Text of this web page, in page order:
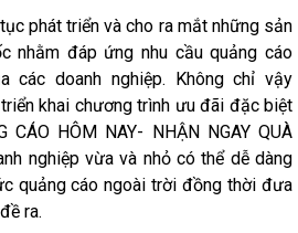
phát triển và cho ra mắt những sản
nhằm đáp ứng nhu cầu quảng cáo
các doanh nghiệp. Không chỉ vậy
khai chương trình ưu đãi đặc biệt
CÁO HÔM NAY- NHẬN NGAY QUÀ
nghiệp vừa và nhỏ có thể dễ dàng
quảng cáo ngoài trời đồng thời đưa
ra.